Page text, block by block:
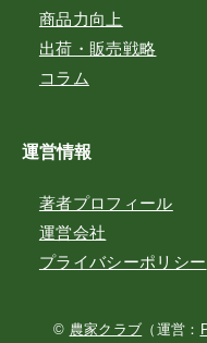
商品力向上
出荷・販売戦略
コラム
運営情報
著者プロフィール
運営会社
プライバシーポリシー
© 農家クラブ （運営：